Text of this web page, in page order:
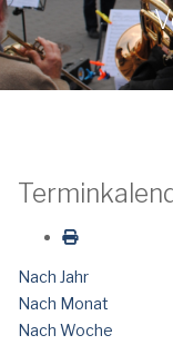
Nach Jahr
Nach Monat
Nach Woche